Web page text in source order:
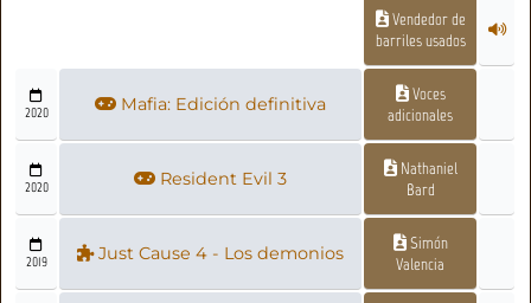
Vendedor de
barriles usados
2020 Mafia: Edición definitiva
Voces
adicionales
2020 Resident Evil 3
Nathaniel
Bard
2019 Just Cause 4 - Los demonios
Simón
Valencia